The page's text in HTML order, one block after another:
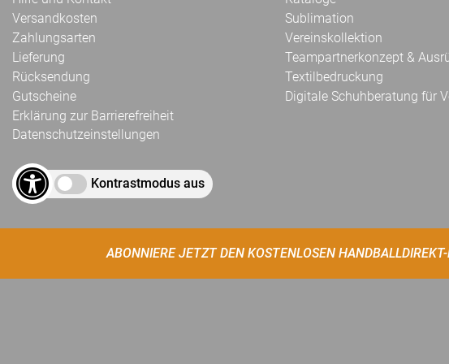
Versandkosten
Zahlungsarten
Lieferung
Rücksendung
Gutscheine
Erklärung zur Barrierefreiheit
Datenschutzeinstellungen
Kontrastmodus aus
Sublimation
Vereinskollektion
Teampartnerkonzept &
Textilbedruckung
Digitale Schuhberatung für
ABONNIERE JETZT DEN KOSTENLOSEN